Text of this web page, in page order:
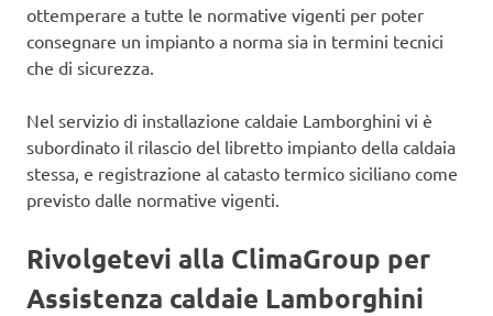
ottemperare a tutte le normative vigenti per poter
consegnare un impianto a norma sia in termini tecnici
che di sicurezza.
Nel servizio di installazione caldaie Lamborghini vi è
subordinato il rilascio del libretto impianto della caldaia
stessa, e registrazione al catasto termico siciliano come
previsto dalle normative vigenti.
Rivolgetevi alla ClimaGroup per
Assistenza caldaie Lamborghini